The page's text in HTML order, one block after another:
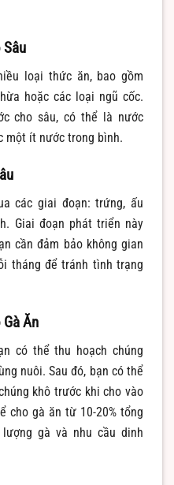
Sâu
loại thức ăn, bao gồm
hoặc các loại ngũ cốc.
cho sâu, có thể là nước
một ít nước trong bình.
các giai đoạn: trứng, ấu
Giai đoạn phát triển này
cần đảm bảo không gian
tháng để tránh tình trạng
Ăn
có thể thu hoạch chúng
nuôi. Sau đó, bạn có thể
khô trước khi cho vào
cho gà ăn từ 10-20% tổng
gà và nhu cầu dinh